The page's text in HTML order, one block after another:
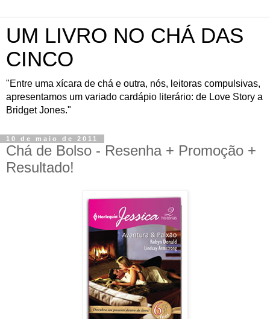
UM LIVRO NO CHÁ DAS
CINCO
"Entre uma xícara de chá e outra, nós, leitoras compulsivas,
apresentamos um variado cardápio literário: de Love Story a
Bridget Jones."
10 de maio de 2011
Chá de Bolso - Resenha + Promoção +
Resultado!